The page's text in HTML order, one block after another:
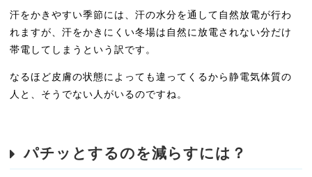
汗をかきやすい季節には、汗の水分を通して自然放電が行わ
れますが、汗をかきにくい冬場は自然に放電されない分だけ
帯電してしまうという訳です。
なるほど皮膚の状態によっても違ってくるから静電気体質の
人と、そうでない人がいるのですね。
パチッとするのを減らすには？